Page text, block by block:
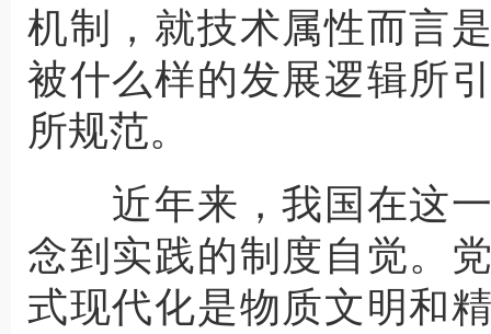
机制，就技术属性而言
被什么样的发展逻辑所
所规范。
近年来，我国在这一
念到实践的制度自觉。
式现代化是物质文明和